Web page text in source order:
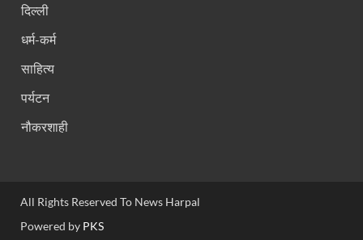
दिल्ली
धर्म-कर्म
साहित्य
पर्यटन
नौकरशाही
All Rights Reserved To News Harpal
Powered by PKS